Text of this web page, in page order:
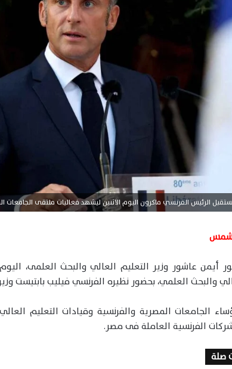
ي
ا
الرئيس الفرنسي ماكرون اليوم الاثنين ليشهد فعاليات ملتقى الجامعات
شمس
أيمن عاشور وزير التعليم العالي والبحث العلمى،
والبحث العلمي، بحضور نظيره الفرنسي فيليب بابتيست
الجامعات المصرية والفرنسية وقيادات التعليم العالي
الفرنسية العاملة فى مصر.
صلة